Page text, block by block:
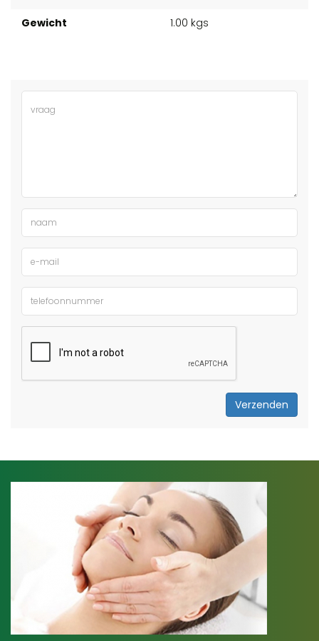
Gewicht
1.00 kgs
Verzenden